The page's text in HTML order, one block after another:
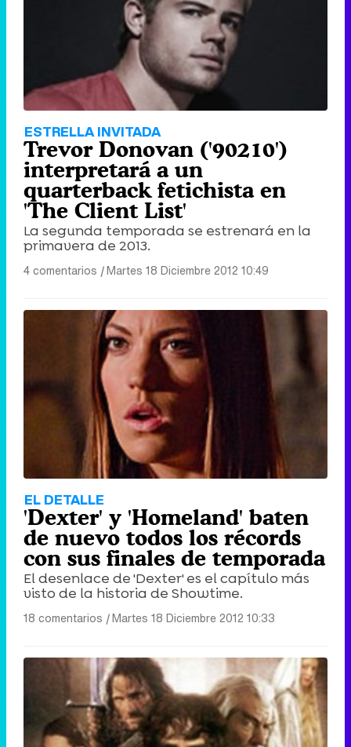
ESTRELLA INVITADA
Trevor Donovan ('90210')
interpretará a un
quarterback fetichista en
'The Client List'
La segunda temporada se estrenará en la
primavera de 2013.
4 comentarios |Martes 18 Diciembre 2012 10:49
EL DETALLE
'Dexter' y 'Homeland' baten
de nuevo todos los récords
con sus finales de temporada
El desenlace de 'Dexter' es el capítulo más
visto de la historia de Showtime.
18 comentarios |Martes 18 Diciembre 2012 10:33